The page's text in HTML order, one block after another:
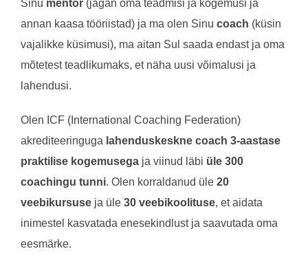
Sinu mentor (jagan oma teadmisi ja kogemusi ja
annan kaasa tööriistad) ja ma olen Sinu coach (küsin
vajalikke küsimusi), ma aitan Sul saada endast ja oma
mõtetest teadlikumaks, et näha uusi võimalusi ja
lahendusi.
Olen ICF (International Coaching Federation)
akrediteeringuga lahenduskeskne coach 3-aastase
praktilise kogemusega ja viinud läbi üle 300
coachingu tunni. Olen korraldanud üle 20
veebikursuse ja üle 30 veebikoolituse, et aidata
inimestel kasvatada enesekindlust ja saavutada oma
eesmärke.